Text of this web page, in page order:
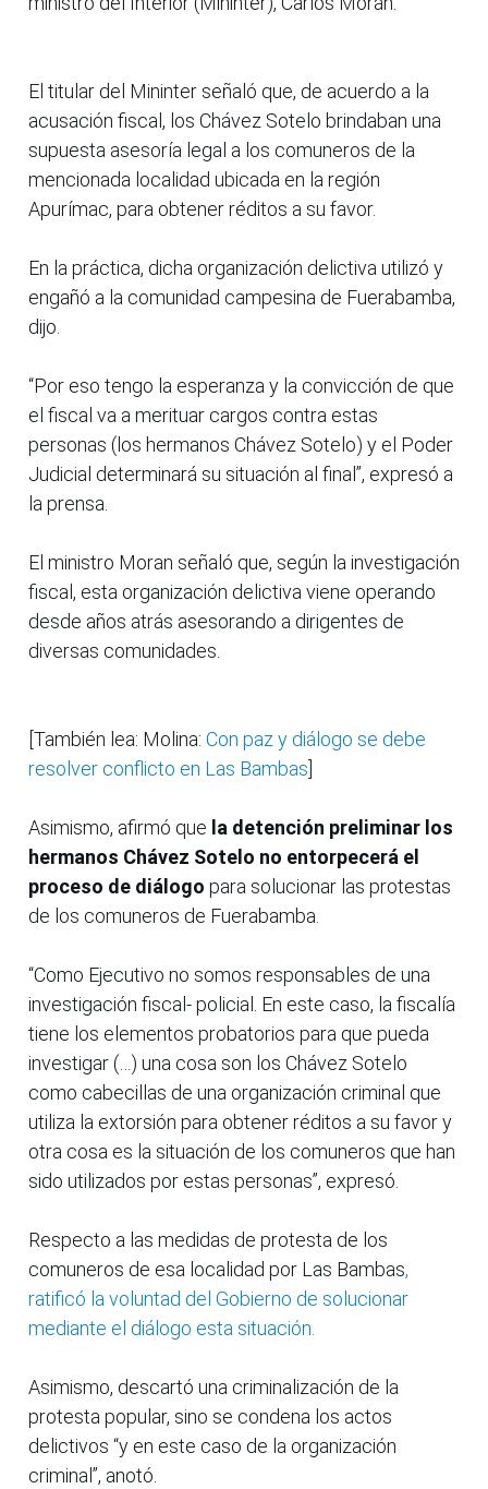
El titular del Mininter señaló que, de acuerdo a la
acusación fiscal, los Chávez Sotelo brindaban una
supuesta asesoría legal a los comuneros de la
mencionada localidad ubicada en la región
Apurímac, para obtener réditos a su favor.
En la práctica, dicha organización delictiva utilizó y
engañó a la comunidad campesina de Fuerabamba,
dijo.
“Por eso tengo la esperanza y la convicción de que
el fiscal va a merituar cargos contra estas
personas (los hermanos Chávez Sotelo) y el Poder
Judicial determinará su situación al final”, expresó a
la prensa.
El ministro Moran señaló que, según la investigación
fiscal, esta organización delictiva viene operando
desde años atrás asesorando a dirigentes de
diversas comunidades.
[También lea: Molina: Con paz y diálogo se debe
resolver conflicto en Las Bambas
Asimismo, afirmó que la detención preliminar los
hermanos Chávez Sotelo no entorpecerá el
proceso de diálogo para solucionar las protestas
de los comuneros de Fuerabamba.
“Como Ejecutivo no somos responsables de una
investigación fiscal- policial. En este caso, la fiscalía
tiene los elementos probatorios para que pueda
investigar (…) una cosa son los Chávez Sotelo
como cabecillas de una organización criminal que
utiliza la extorsión para obtener réditos a su favor y
otra cosa es la situación de los comuneros que han
sido utilizados por estas personas”, expresó.
Respecto a las medidas de protesta de los
comuneros de esa localidad por Las Bambas,
ratificó la voluntad del Gobierno de solucionar
mediante el diálogo esta situación.
Asimismo, descartó una criminalización de la
protesta popular, sino se condena los actos
delictivos “y en este caso de la organización
criminal”, anotó.